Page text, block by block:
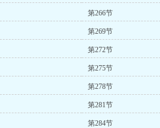
第266节
第269节
第272节
第275节
第278节
第281节
第284节